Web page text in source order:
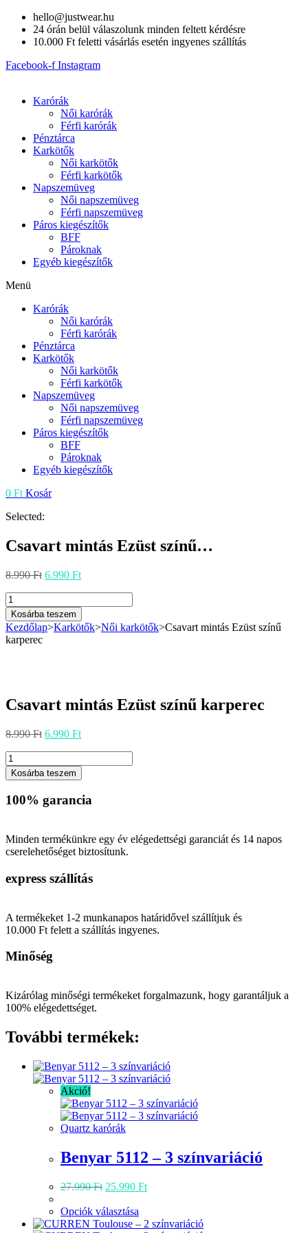
Skip
content
hello@justwear.hu
24 órán belül válaszolunk minden feltett kérdésre
10.000 Ft feletti vásárlás esetén ingyenes szállítás
Facebook-f Instagram
Karórák
Női karórák
Férfi karórák
Pénztárca
Karkötők
Női karkötők
Férfi karkötők
Napszemüveg
Női napszemüveg
Férfi napszemüveg
Páros kiegészítők
BFF
Pároknak
Egyéb kiegészítők
Menü
Karórák
Női karórák
Férfi karórák
Pénztárca
Karkötők
Női karkötők
Férfi karkötők
Napszemüveg
Női napszemüveg
Férfi napszemüveg
Páros kiegészítők
BFF
Pároknak
Egyéb kiegészítők
0 Ft Kosár
Selected:
Csavart mintás Ezüst színű…
8.990Ft Original
8.990 Ft.
6.990 FtCurrent
6.990 Ft.
Csavart
mintás
Ezüst
színű
karperec
Kosárba teszem
Kezdőlap>Karkötők>Női karkötők>Csavart mintás Ezüst színű
karperec
Csavart mintás Ezüst színű karperec
8.990Ft Original
8.990 Ft.
6.990 FtCurrent
6.990 Ft.
Csavart
mintás
Ezüst
színű
karperec
Kosárba teszem
100% garancia
Minden termékünkre egy év elégedettségi garanciát és 14 napos
cserelehetőséget biztosítunk.
express szállítás
A termékeket 1-2 munkanapos határidővel szállítjuk és
10.000 Ft felett a szállítás ingyenes.
Minőség
Kizárólag minőségi termékeket forgalmazunk, hogy garantáljuk a
100% elégedettséget.
További termékek:
Akció!
Quartz karórák
Benyar 5112 – 3 színvariáció
27.990Ft Original
was:
27.990 Ft.
25.990 FtCurrent
25.990 Ft.
Opciók választása
a